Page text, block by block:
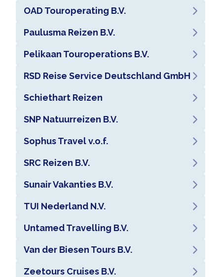
OAD Touroperating B.V.
Paulusma Reizen B.V.
Pelikaan Touroperations B.V.
RSD Reise Service Deutschland GmbH
Schiethart Reizen
SNP Natuurreizen B.V.
Sophus Travel v.o.f.
SRC Reizen B.V.
Sunair Vakanties B.V.
TUI Nederland N.V.
Untamed Travelling B.V.
Van der Biesen Tours B.V.
Zeetours Cruises B.V.